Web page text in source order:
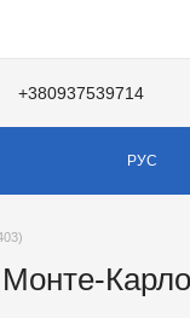
+380937539714
РУС